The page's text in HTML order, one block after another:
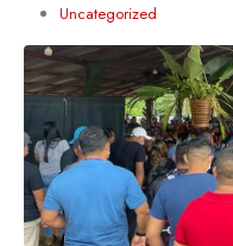
Uncategorized